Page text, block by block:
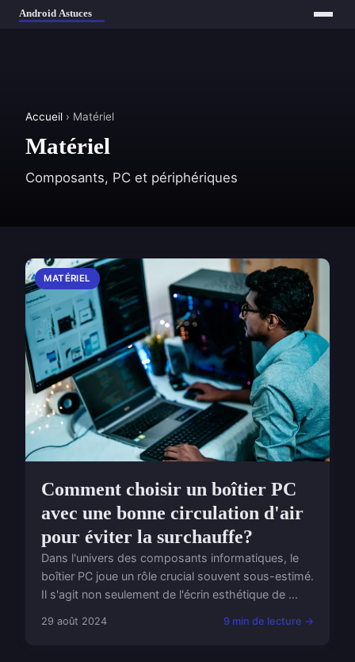
Accueil › Matériel
Matériel
Composants, PC et périphériques
MATÉRIEL
Comment choisir un boîtier PC
avec une bonne circulation d'air
pour éviter la surchauffe?
Dans l'univers des composants informatiques, le
boîtier PC joue un rôle crucial souvent sous-estimé.
Il s'agit non seulement de l'écrin esthétique de ...
29 août 2024 9 min de lecture →